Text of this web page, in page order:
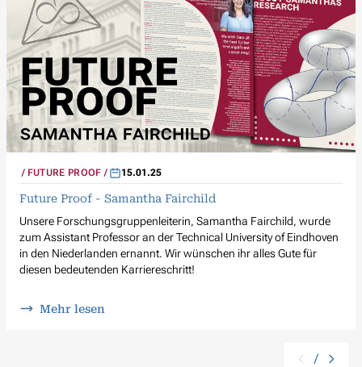
FUTURE PROOF 15.01.25
Future Proof - Samantha Fairchild
Unsere Forschungsgruppenleiterin, Samantha Fairchild, wurde
zum Assistant Professor an der Technical University of Eindhoven
in den Niederlanden ernannt. Wir wünschen ihr alles Gute für
diesen bedeutenden Karriereschritt!
Mehr lesen
/